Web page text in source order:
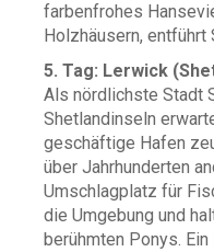
farbenfrohes
Holzhäusern, entführt
5. Tag: Lerwick
Als nördlichste Stadt
Shetlandinseln
geschäftige Hafen
über Jahrhunderten
Umschlagplatz für
die Umgebung und
berühmten Ponys.